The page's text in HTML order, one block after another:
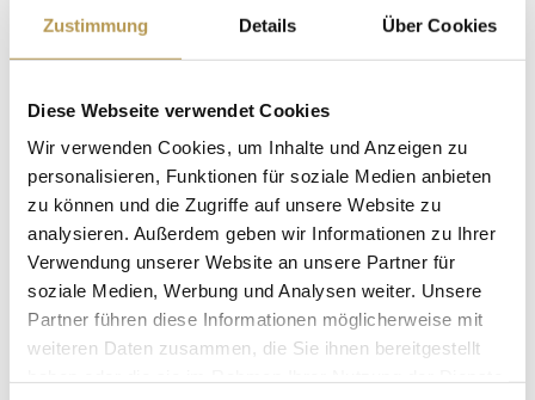
Zustimmung Details Über Cookies
Diese Webseite verwendet Cookies
Wir verwenden Cookies, um Inhalte und Anzeigen zu
personalisieren, Funktionen für soziale Medien anbieten
zu können und die Zugriffe auf unsere Website zu
analysieren. Außerdem geben wir Informationen zu Ihrer
Verwendung unserer Website an unsere Partner für
soziale Medien, Werbung und Analysen weiter. Unsere
Partner führen diese Informationen möglicherweise mit
weiteren Daten zusammen, die Sie ihnen bereitgestellt
Hotel befindet sich in ruhiger Lage im Kurpark, etwa 10
Gehminuten von der Parktherme entfernt.
Gornja Radgona nach Bad Radkersburg. Im Ort
Richtung Zentrum und Kurgebiet orientieren.
Mit öffentlichen Verkehrsmitteln:
Bahnverbindung bis Bahnhof Bad Radkersburg (z. B. via